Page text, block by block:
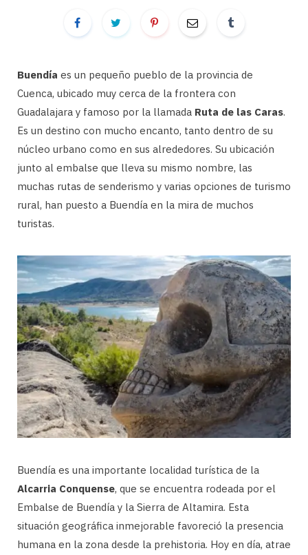
Buendía es un pequeño pueblo de la provincia de
Cuenca, ubicado muy cerca de la frontera con
Guadalajara y famoso por la llamada Ruta de las Caras.
Es un destino con mucho encanto, tanto dentro de su
núcleo urbano como en sus alrededores. Su ubicación
junto al embalse que lleva su mismo nombre, las
muchas rutas de senderismo y varias opciones de turismo
rural, han puesto a Buendía en la mira de muchos
turistas.
Buendía es una importante localidad turística de la
Alcarria Conquense, que se encuentra rodeada por el
Embalse de Buendía y la Sierra de Altamira. Esta
situación geográfica inmejorable favoreció la presencia
humana en la zona desde la prehistoria. Hoy en día, atrae